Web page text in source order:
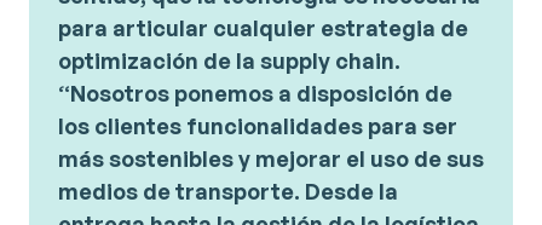
para articular cualquier estrategia de
optimización de la supply chain.
“Nosotros ponemos a disposición de
los clientes funcionalidades para ser
más sostenibles y mejorar el uso de sus
medios de transporte. Desde la